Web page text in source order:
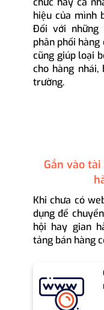
hiệu của mình
Đối với những
phân phối
cũng giúp loại
cho hàng
trường.
Gắn vào
Khi chưa có
dụng để
hội hay gian
tảng bán hàng